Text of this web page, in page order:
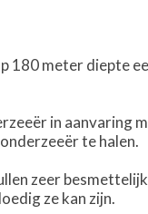
180 meter diepte
in aanvaring
te halen.
zeer
ze kan zijn.